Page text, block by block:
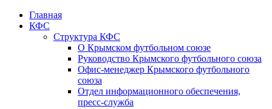
Главная
КФС
Структура КФС
О Крымском футбольном союзе
Руководство Крымского футбольного союза
Офис-менеджер Крымского футбольного
союза
Отдел информационного обеспечения,
пресс-служба